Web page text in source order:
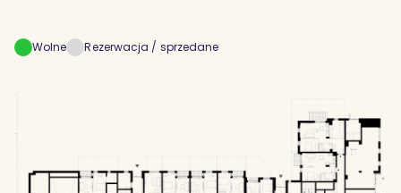
Wolne Rezerwacja / sprzedane